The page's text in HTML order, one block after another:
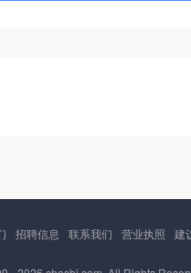
招聘信息 联系我们 营业执照 建